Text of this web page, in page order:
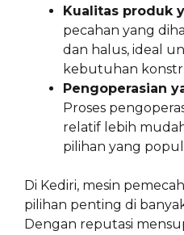
Kualitas produk
pecahan yang
dan halus, ideal
kebutuhan
Pengoperasian
Proses
relatif lebih
pilihan yang
Di Kediri, mesin
pilihan penting di
Dengan reputasi